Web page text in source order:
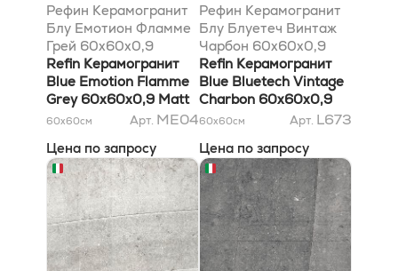
Рефин Керамогранит
Блу Емотион Фламме
Грей 60x60x0,9
матовый Rt
Refin Керамогранит
Blue Emotion Flamme
Grey 60x60x0,9 Matt
Rt
60x60см Арт. ME04
Цена по запросу
Рефин Керамогранит
Блу Блуетеч Винтаж
Чарбон 60x60x0,9
матовый Rt
Refin Керамогранит
Blue Bluetech Vintage
Charbon 60x60x0,9
Matt Rt
60x60см Арт. L673
Цена по запросу